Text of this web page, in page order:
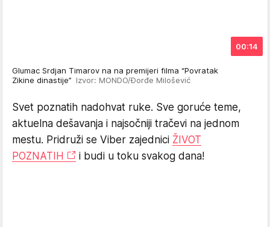
00:14
Glumac Srdjan Timarov na na premijeri filma “Povratak
Zikine dinastije” Izvor: MONDO/Đorđe Milošević
Svet poznatih nadohvat ruke. Sve goruće teme,
aktuelna dešavanja i najsočniji tračevi na jednom
mestu. Pridruži se Viber zajednici ŽIVOT
POZNATIH
i budi u toku svakog dana!